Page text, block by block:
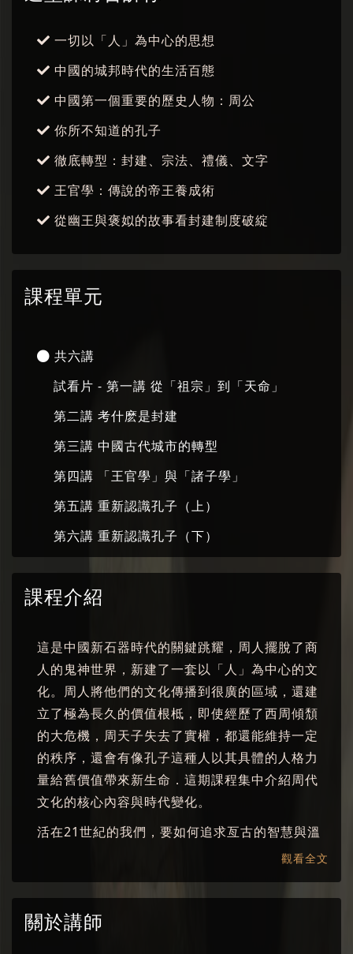
一切以「人」為中心的思想
中國的城邦時代的生活百態
中國第一個重要的歷史人物：周公
你所不知道的孔子
徹底轉型：封建、宗法、禮儀、文字
王官學：傳說的帝王養成術
從幽王與褒姒的故事看封建制度破綻
課程單元
共六講
試看片 - 第一講 從「祖宗」到「天命」
第二講 考什麽是封建
第三講 中國古代城市的轉型
第四講 「王官學」與「諸子學」
第五講 重新認識孔子（上）
第六講 重新認識孔子（下）
課程介紹
這是中國新石器時代的關鍵跳耀，周人擺脫了商
人的鬼神世界，新建了一套以「人」為中心的文
化。周人將他們的文化傳播到很廣的區域，還建
立了極為長久的價值根柢，即使經歷了西周傾頹
的大危機，周天子失去了實權，都還能維持一定
的秩序，還會有像孔子這種人以其具體的人格力
量給舊價值帶來新生命．這期課程集中介紹周代
文化的核心內容與時代變化。
活在21世紀的我們，要如何追求亙古的智慧與溫
潤的人情？重讀歷史，我們該抱持什麼樣的心
總和，它告訴我們，人類對於如何活著以及如何
完成自己，有不可思議的多樣性。楊照老師「重
觀看全文
關於講師